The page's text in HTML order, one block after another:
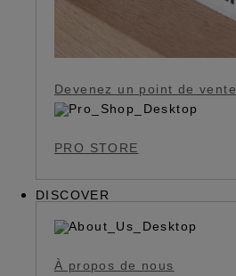
Devenez un point de vente
PRO STORE
DISCOVER
À propos de nous